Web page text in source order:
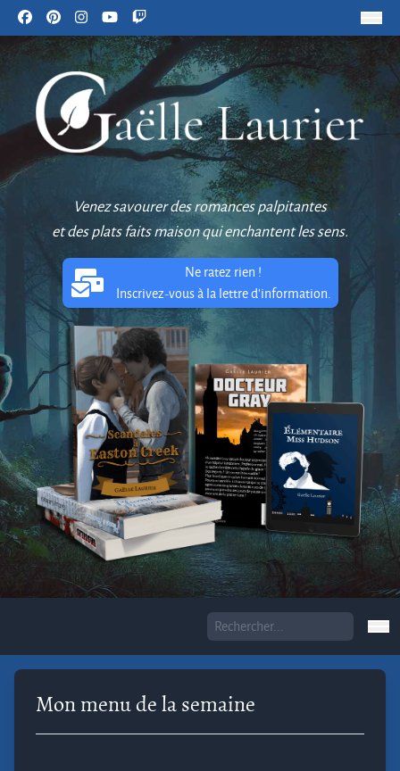
Venez savourer des romances palpitantes
et des plats faits maison qui enchantent les sens.
Ne ratez rien !
Inscrivez-vous à la lettre d'information.
Mon menu de la semaine